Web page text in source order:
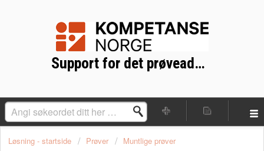
Support for det prøveadministrative systemet (PAD)
Løsning - startside Prøver Muntlige prøver